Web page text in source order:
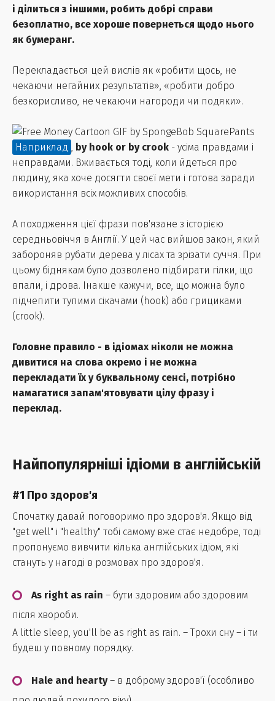
і ділиться з іншими, робить добрі справи
безоплатно, все хороше повернеться щодо нього
як бумеранг.
Перекладається цей вислів як «робити щось, не
чекаючи негайних результатів», «робити добро
безкорисливо, не чекаючи нагороди чи подяки».
Наприклад , by hook or by crook - усіма правдами і
неправдами. Вживається тоді, коли йдеться про
людину, яка хоче досягти своєї мети і готова заради
використання всіх можливих способів.
А походження цієї фрази пов'язане з історією
середньовіччя в Англії. У цей час вийшов закон, який
забороняв рубати дерева у лісах та зрізати суччя. При
цьому біднякам було дозволено підбирати гілки, що
впали, і дрова. Інакше кажучи, все, що можна було
підчепити тупими сікачами (hook) або грициками
(crook).
Головне правило - в ідіомах ніколи не можна
дивитися на слова окремо і не можна
перекладати їх у буквальному сенсі, потрібно
намагатися запам'ятовувати цілу фразу і
переклад.
Найпопулярніші ідіоми в англійській
#1 Про здоров'я
Спочатку давай поговоримо про здоров'я. Якщо від
"get well" і "healthy" тобі самому вже стає недобре, тоді
пропонуємо вивчити кілька англійських ідіом, які
стануть у нагоді в розмовах про здоров'я.
As right as rain – бути здоровим або здоровим
після хвороби.
A little sleep, you'll be as right as rain. – Трохи сну – і ти
будеш у повному порядку.
Hale and hearty– в доброму здоров'ї (особливо